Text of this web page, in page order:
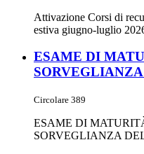
Attivazione Corsi di
estiva giugno-luglio
ESAME DI
Circolare 389
ESAME DI
SORVEGLIANZA